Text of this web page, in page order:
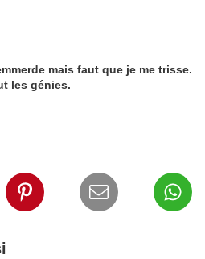
mais faut que je me trisse.
les génies.